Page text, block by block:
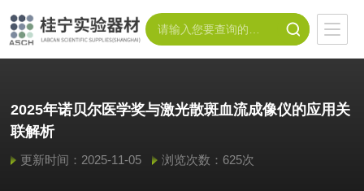
2025年诺贝尔医学奖与激光散斑血流成像仪的应用关
联解析
更新时间：2025-11-05 浏览次数：625次